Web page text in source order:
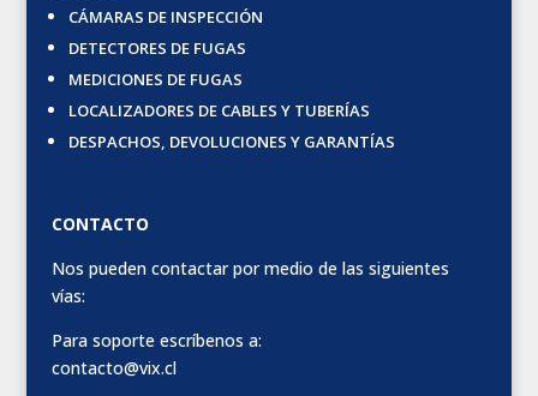
CÁMARAS DE INSPECCIÓN
DETECTORES DE FUGAS
MEDICIONES DE FUGAS
LOCALIZADORES DE CABLES Y TUBERÍAS
DESPACHOS, DEVOLUCIONES Y GARANTÍAS
CONTACTO
Nos pueden contactar por medio de las siguientes
vías:
Para soporte escríbenos a:
contacto@vix.cl